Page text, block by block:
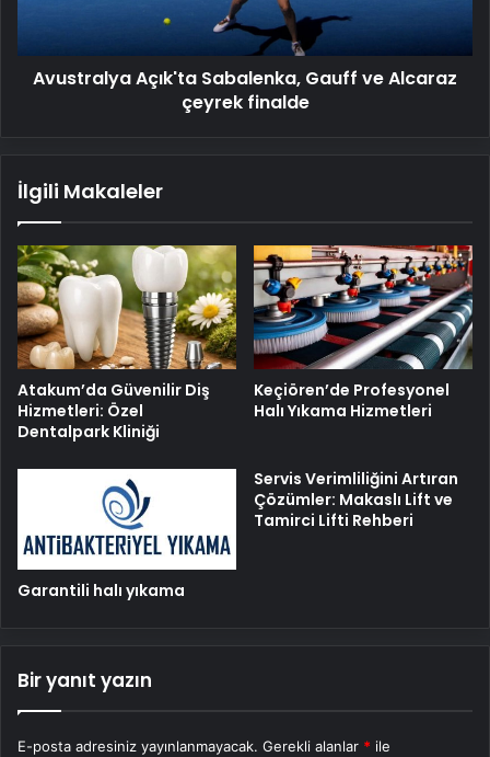
Avustralya Açık'ta Sabalenka, Gauff ve Alcaraz
çeyrek finalde
İlgili Makaleler
Atakum’da Güvenilir Diş
Hizmetleri: Özel
Dentalpark Kliniği
Keçiören’de Profesyonel
Halı Yıkama Hizmetleri
Garantili halı yıkama
Servis Verimliliğini Artıran
Çözümler: Makaslı Lift ve
Tamirci Lifti Rehberi
Bir yanıt yazın
E-posta adresiniz yayınlanmayacak. Gerekli alanlar * ile